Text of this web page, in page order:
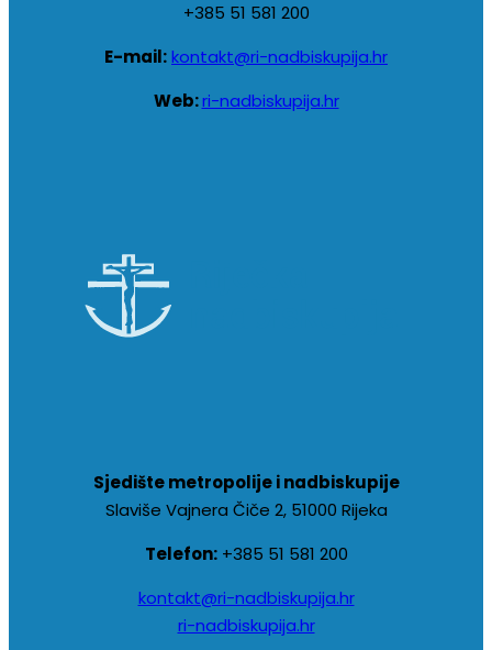
+385 51 581 200
E-mail:kontakt@ri-nadbiskupija.hr
Web:ri-nadbiskupija.hr
Sjedište metropolije i nadbiskupije
Slaviše Vajnera Čiče 2, 51000 Rijeka
Telefon:+385 51 581 200
kontakt@ri-nadbiskupija.hr
ri-nadbiskupija.hr